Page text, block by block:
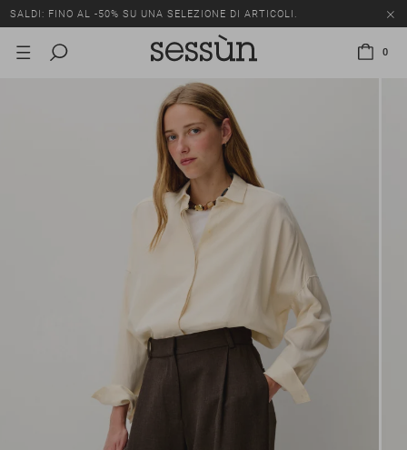
SALDI: FINO AL -50% SU UNA SELEZIONE DI ARTICOLI.
0